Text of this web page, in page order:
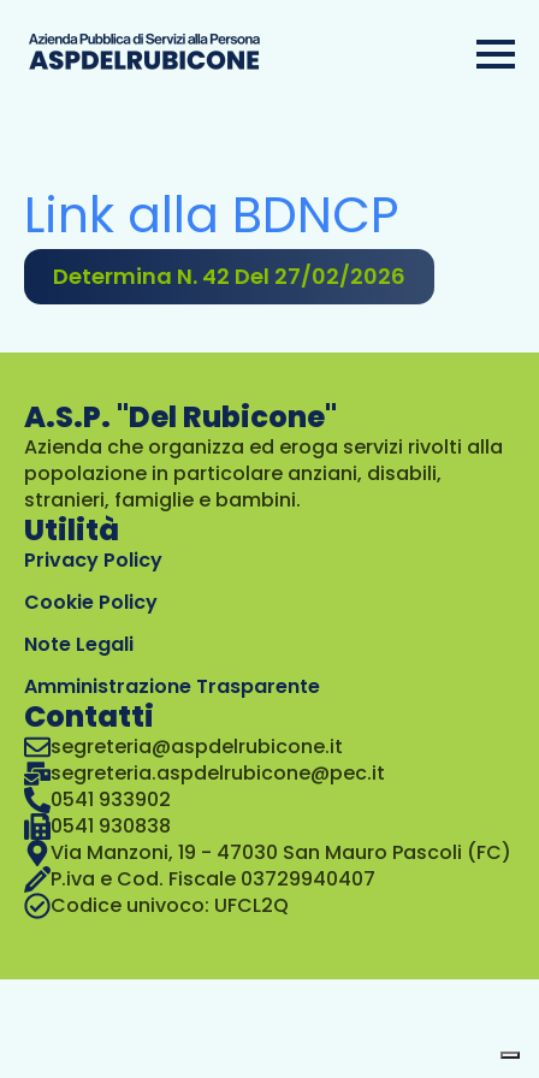
Link alla BDNCP
Determina N. 42 Del 27/02/2026
A.S.P. "Del Rubicone"
Azienda che organizza ed eroga servizi rivolti alla
popolazione in particolare anziani, disabili,
stranieri, famiglie e bambini.
Utilità
Privacy Policy
Cookie Policy
Note Legali
Amministrazione Trasparente
Contatti
segreteria@aspdelrubicone.it
segreteria.aspdelrubicone@pec.it
0541 933902
0541 930838
Via Manzoni, 19 - 47030 San Mauro Pascoli (FC)
P.iva e Cod. Fiscale 03729940407
Codice univoco: UFCL2Q